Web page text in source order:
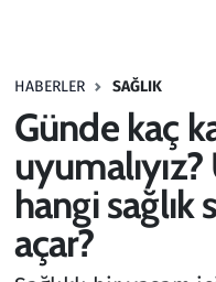
HABERLER SAĞLIK
Günde kaç
hangi sağlık
açar?
Haber
Kültür Sanat
Kurumsal
Lezzet Durağı